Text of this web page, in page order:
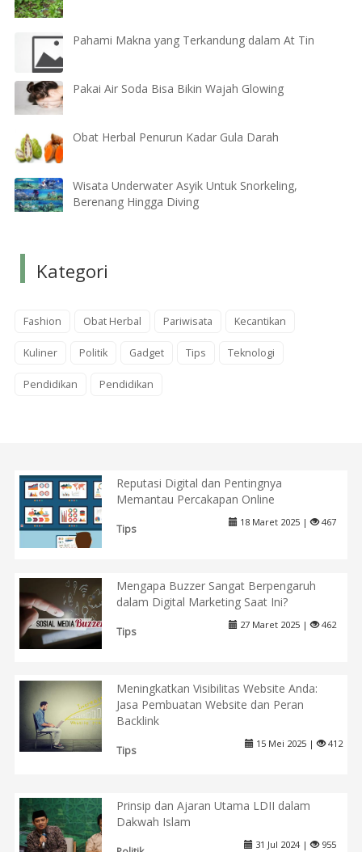
Pahami Makna yang Terkandung dalam At Tin
Pakai Air Soda Bisa Bikin Wajah Glowing
Obat Herbal Penurun Kadar Gula Darah
Wisata Underwater Asyik Untuk Snorkeling,
Berenang Hingga Diving
Kategori
Fashion Obat Herbal Pariwisata Kecantikan
Kuliner Politik Gadget Tips Teknologi
Pendidikan Pendidikan
Reputasi Digital dan Pentingnya
Memantau Percakapan Online
Tips
18 Maret 2025 | 467
Mengapa Buzzer Sangat Berpengaruh
dalam Digital Marketing Saat Ini?
Tips
27 Maret 2025 | 462
Meningkatkan Visibilitas Website Anda:
Jasa Pembuatan Website dan Peran
Backlink
Tips
15 Mei 2025 | 412
Prinsip dan Ajaran Utama LDII dalam
Dakwah Islam
31 Jul 2024 | 955